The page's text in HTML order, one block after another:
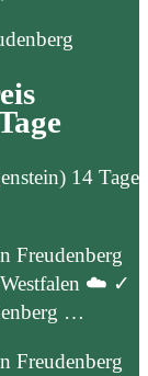
14 Tage
Freudenberg
Westfalen ☁️ ✓
…
Freudenberg